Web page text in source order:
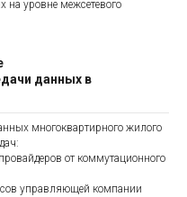
на уровне межсетевого
данных в
многоквартирного жилого
от коммутационного
управляющей компании